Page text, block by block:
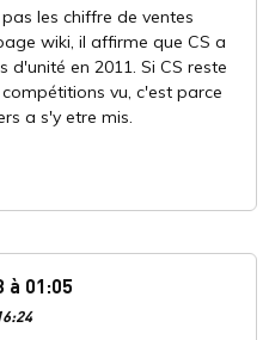
les chiffre de ventes
wiki, il affirme que CS a
d'unité en 2011. Si CS reste
vu, c'est parce
a s'y etre mis.
à 01:05